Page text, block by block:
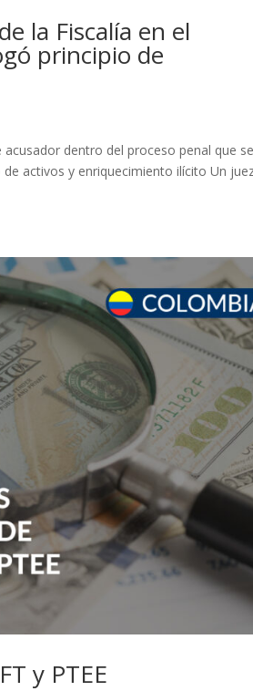
la Fiscalía en el
principio de
dentro del proceso penal que
activos y enriquecimiento ilícito Un
y PTEE